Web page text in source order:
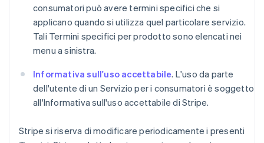
consumatori può avere termini specifici che si
applicano quando si utilizza quel particolare servizio.
Tali Termini specifici per prodotto sono elencati nei
menu a sinistra.
Informativa sull'uso accettabile. L'uso da parte
dell'utente di un Servizio per i consumatori è soggetto
all'Informativa sull'uso accettabile di Stripe.
Stripe si riserva di modificare periodicamente i presenti